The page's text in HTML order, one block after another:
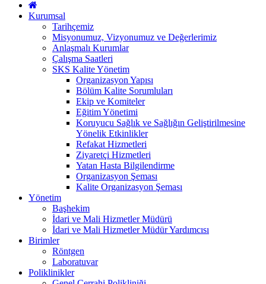
Kurumsal
Tarihçemiz
Misyonumuz, Vizyonumuz ve Değerlerimiz
Anlaşmalı Kurumlar
Çalışma Saatleri
SKS Kalite Yönetim
Organizasyon Yapısı
Bölüm Kalite Sorumluları
Ekip ve Komiteler
Eğitim Yönetimi
Koruyucu Sağlık ve Sağlığın Geliştirilmesine
Yönelik Etkinlikler
Refakat Hizmetleri
Ziyaretçi Hizmetleri
Yatan Hasta Bilgilendirme
Organizasyon Şeması
Kalite Organizasyon Şeması
Yönetim
Başhekim
İdari ve Mali Hizmetler Müdürü
İdari ve Mali Hizmetler Müdür Yardımcısı
Birimler
Röntgen
Laboratuvar
Poliklinikler